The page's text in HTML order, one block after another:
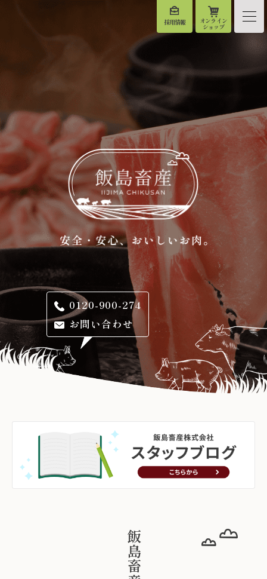
オンライン
ショップ
採用情報
0120-900-274
お問い合わせ